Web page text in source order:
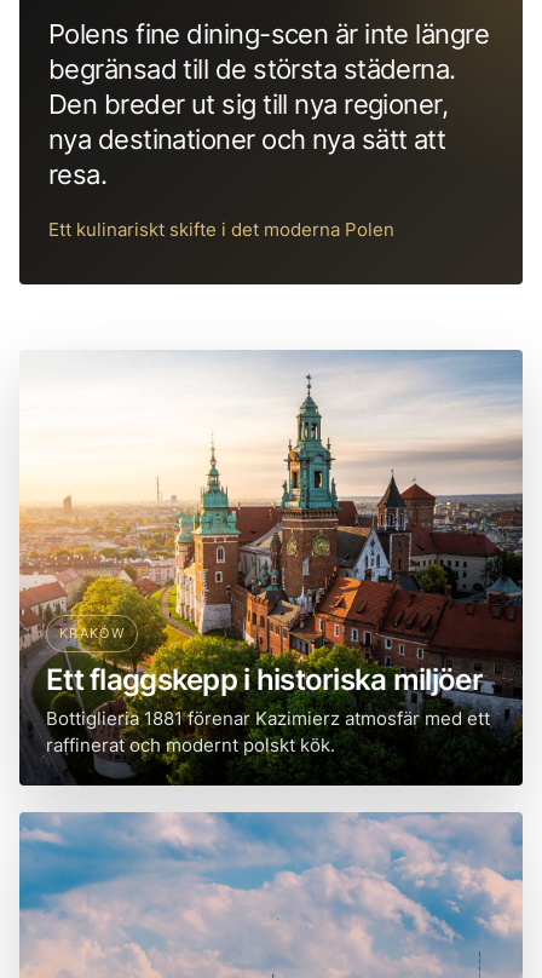
Polens fine dining-scen är inte längre
begränsad till de största städerna.
Den breder ut sig till nya regioner,
nya destinationer och nya sätt att
resa.
Ett kulinariskt skifte i det moderna Polen
KRAKÓW
Ett flaggskepp i historiska miljöer
Bottiglieria 1881 förenar Kazimierz atmosfär med ett
raffinerat och modernt polskt kök.